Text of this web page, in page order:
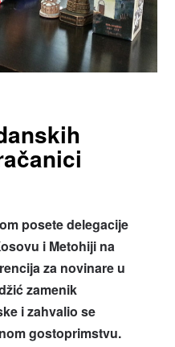
posete delegacije
i Metohiji na
za novinare u
zamenik
i zahvalio se
gostoprimstvu.